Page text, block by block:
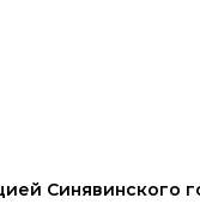
Синявинского